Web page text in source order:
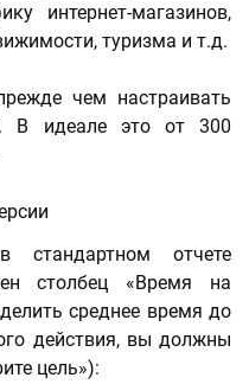
интернет-магазинов,
туризма и т.д.
чем настраивать
В идеале это от 300
отчете
столбец «Время на
среднее время до
действия, вы должны
цель»):